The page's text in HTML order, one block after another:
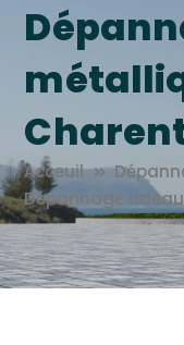
Acceuil
Dépannage